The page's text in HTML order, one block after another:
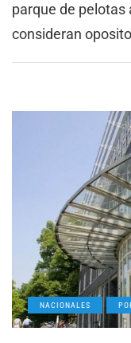
parque de pelotas
consideran
NACIONALES